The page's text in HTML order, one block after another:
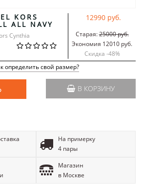
KORS
ALL NAVY
Cynthia
12990 руб.
Старая:25000 руб.
Экономия 12010 руб.
Скидка -48%
определить свой размер?
В КОРЗИНУ
На примерку
4 пары
Магазин
в Москве